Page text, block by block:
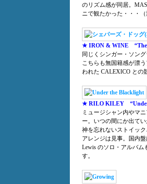
のリズム感が同居。
ニで観たかった・・・（
★ IRON & WINE “The
同じくシンガー・ソン
こちらも無国籍感が漂
われた CALEXICO との
★ RILO KILEY “Under
ミュージシャン内やマ
ー。いつの間にか出て
神を忘れないストイッ
アレンジは見事。国内
Lewis のソロ・アルバム
す。